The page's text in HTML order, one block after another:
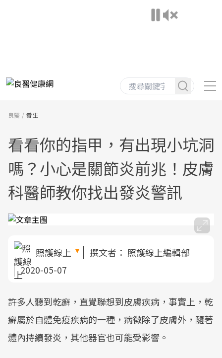
良醫 養生
看看你的指甲，有出現小坑洞
嗎？小心是關節炎前兆！皮膚
科醫師教你找出發炎警訊
照護線上 撰文者： 照護線上編輯部
2020-05-07
許多人聽到乾癬，直覺聯想到皮膚疾病，事實上，乾
癬屬於自體免疫疾病的一種，病徵除了皮膚外，隨著
體內持續發炎，其他器官也可能受影響。